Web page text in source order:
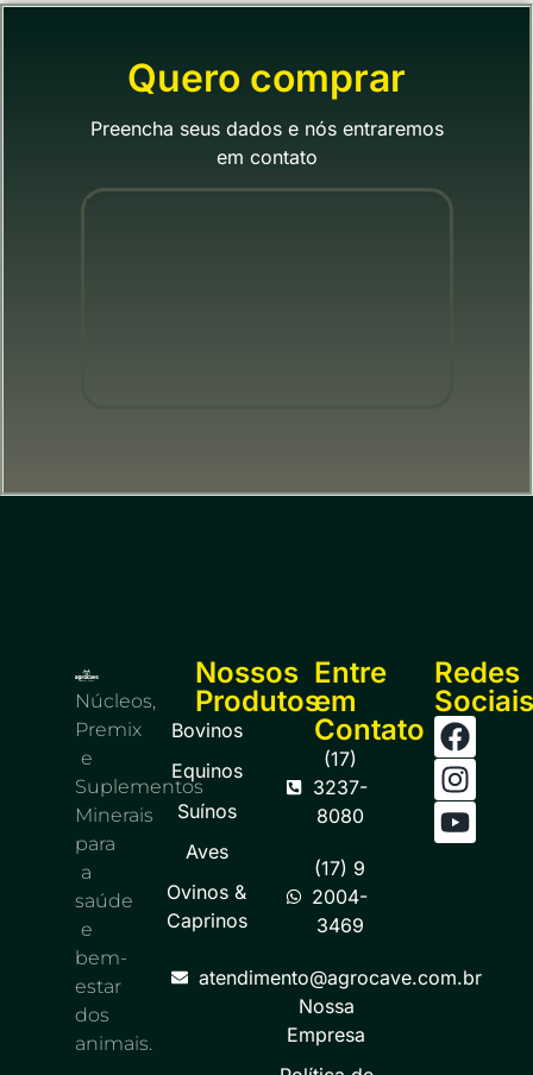
Quero comprar
Preencha seus dados e nós entraremos
em contato
"
Núcleos,
Premix
e
Suplementos
Minerais
para
a
saúde
e
bem-
estar
dos
animais.
Nossos
Produtos
Bovinos
Equinos
Suínos
Aves
Ovinos &
Caprinos
Entre
em
Contato
(17)
3237-
8080
(17) 9
2004-
3469
atendimento@agrocave.com.br
Nossa
Empresa
Redes